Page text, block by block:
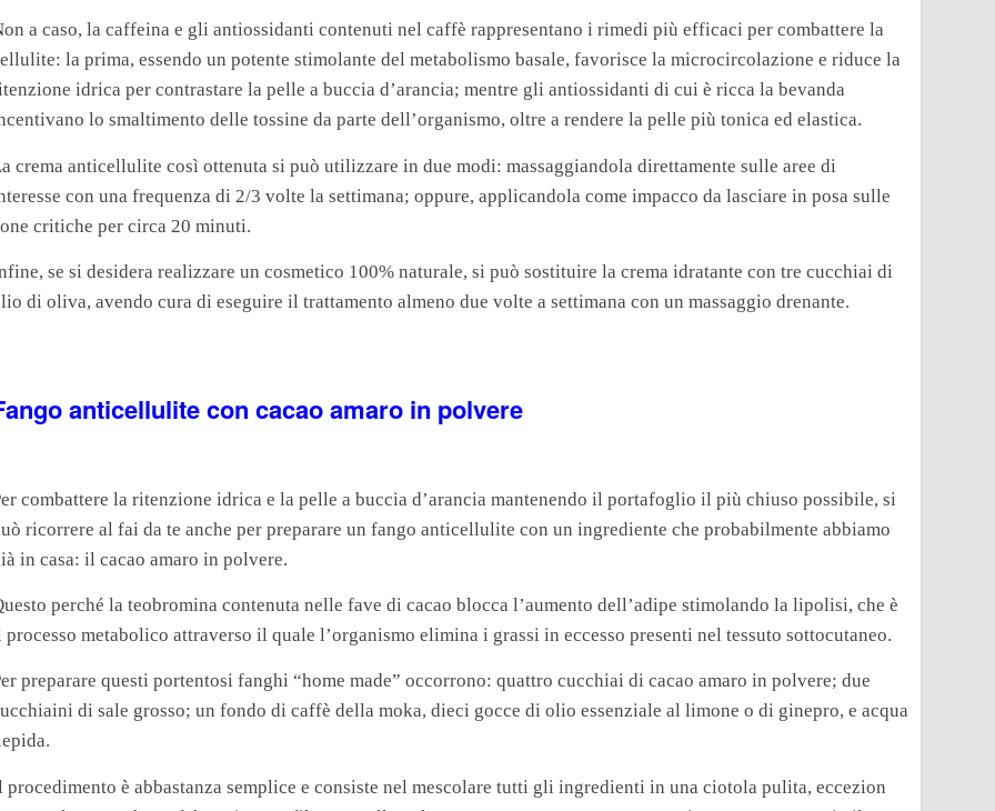
a caso, la caffeina e gli antiossidanti contenuti nel caffè rappresentano i rimedi più efficaci per combattere la
la prima, essendo un potente stimolante del metabolismo basale, favorisce la microcircolazione e riduce la
idrica per contrastare la pelle a buccia d’arancia; mentre gli antiossidanti di cui è ricca la bevanda
lo smaltimento delle tossine da parte dell’organismo, oltre a rendere la pelle più tonica ed elastica.
crema anticellulite così ottenuta si può utilizzare in due modi: massaggiandola direttamente sulle aree di
con una frequenza di 2/3 volte la settimana; oppure, applicandola come impacco da lasciare in posa sulle
critiche per circa 20 minuti.
se si desidera realizzare un cosmetico 100% naturale, si può sostituire la crema idratante con tre cucchiai di
di oliva, avendo cura di eseguire il trattamento almeno due volte a settimana con un massaggio drenante.
anticellulite con cacao amaro in polvere
combattere la ritenzione idrica e la pelle a buccia d’arancia mantenendo il portafoglio il più chiuso possibile, si
ricorrere al fai da te anche per preparare un fango anticellulite con un ingrediente che probabilmente abbiamo
in casa: il cacao amaro in polvere.
perché la teobromina contenuta nelle fave di cacao blocca l’aumento dell’adipe stimolando la lipolisi, che è
processo metabolico attraverso il quale l’organismo elimina i grassi in eccesso presenti nel tessuto sottocutaneo.
preparare questi portentosi fanghi “home made” occorrono: quattro cucchiai di cacao amaro in polvere; due
di sale grosso; un fondo di caffè della moka, dieci gocce di olio essenziale al limone o di ginepro, e acqua
procedimento è abbastanza semplice e consiste nel mescolare tutti gli ingredienti in una ciotola pulita, eccezion